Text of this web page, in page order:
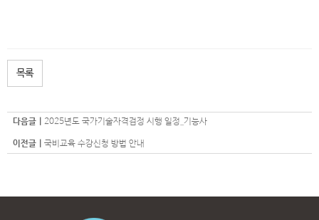
목록
다음글 | 2025년도 국가기술자격검정 시행 일정_기능사
이전글 | 국비교육 수강신청 방법 안내